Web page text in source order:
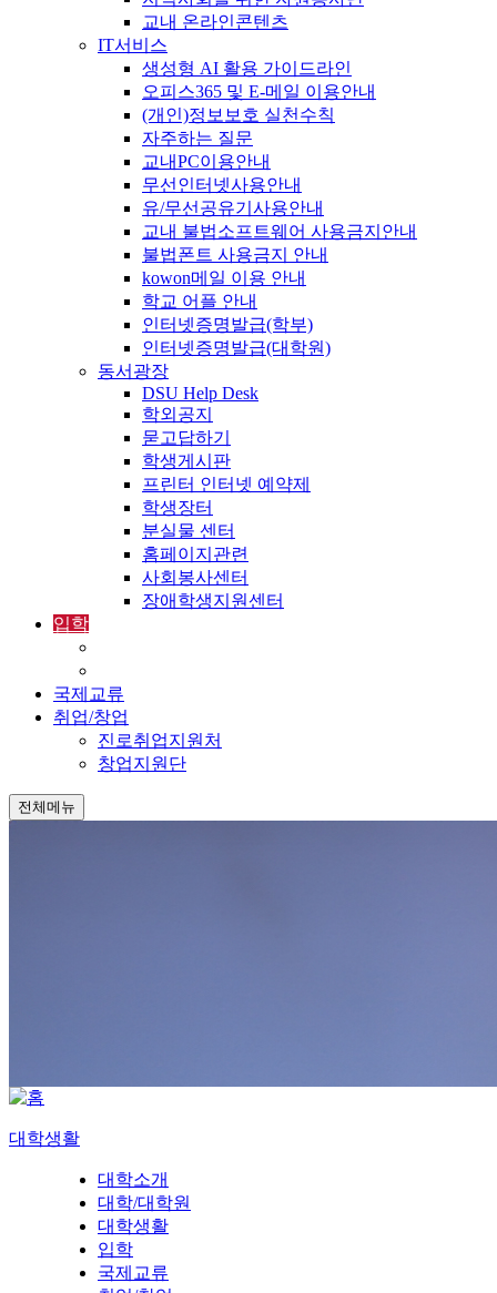
교내 온라인콘텐츠
IT서비스
생성형 AI 활용 가이드라인
오피스365 및 E-메일 이용안내
(개인)정보보호 실천수칙
자주하는 질문
교내PC이용안내
무선인터넷사용안내
유/무선공유기사용안내
교내 불법소프트웨어 사용금지안내
불법폰트 사용금지 안내
kowon메일 이용 안내
학교 어플 안내
인터넷증명발급(학부)
인터넷증명발급(대학원)
동서광장
DSU Help Desk
학외공지
묻고답하기
학생게시판
프린터 인터넷 예약제
학생장터
분실물 센터
홈페이지관련
사회봉사센터
장애학생지원센터
입학
국제교류
취업/창업
진로취업지원처
창업지원단
전체메뉴
대학생활
대학소개
대학/대학원
대학생활
입학
국제교류